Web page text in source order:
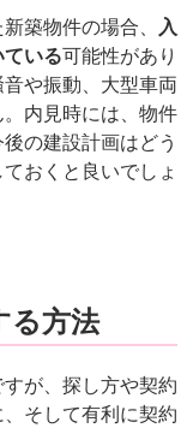
築物件の場合、
入
いる可能性があり
や振動、大型車両
内見時には、物件
の建設計画はどう
おくと良いでしょ
る方法
が、探し方や契約
そして有利に契約